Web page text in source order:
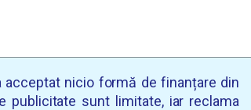
acceptat nicio formă de finanțare din
publicitate sunt limitate, iar reclama